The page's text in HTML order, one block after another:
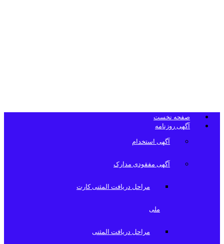
صفحه نخست
آگهی روزنامه
آگهی استخدام
آگهی مفقودی مدارک
مراحل دریافت المثنی کارت
ملی
مراحل دریافت المثنی